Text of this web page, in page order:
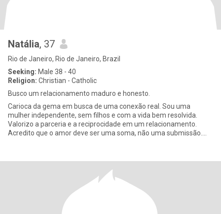
Natália, 37
Rio de Janeiro, Rio de Janeiro, Brazil
Seeking: Male 38 - 40
Religion: Christian - Catholic
Busco um relacionamento maduro e honesto.
Carioca da gema em busca de uma conexão real. Sou uma
mulher independente, sem filhos e com a vida bem resolvida.
Valorizo a parceria e a reciprocidade em um relacionamento.
Acredito que o amor deve ser uma soma, não uma submissão.